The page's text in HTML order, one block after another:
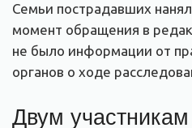
Семьи пострадавших
момент обращения в
не было информации от
органов о ходе
Двум